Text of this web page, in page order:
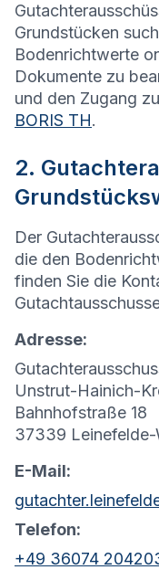
Grundstücken
Bodenrichtwerte
Dokumente zu
und den Zugang
BORIS TH.
2.
Der
die den
finden Sie die
Adresse:
Unstrut-Hainich-
Bahnhofstraße 18
37339 Leinefelde-
E-Mail:
Telefon:
+49 36074